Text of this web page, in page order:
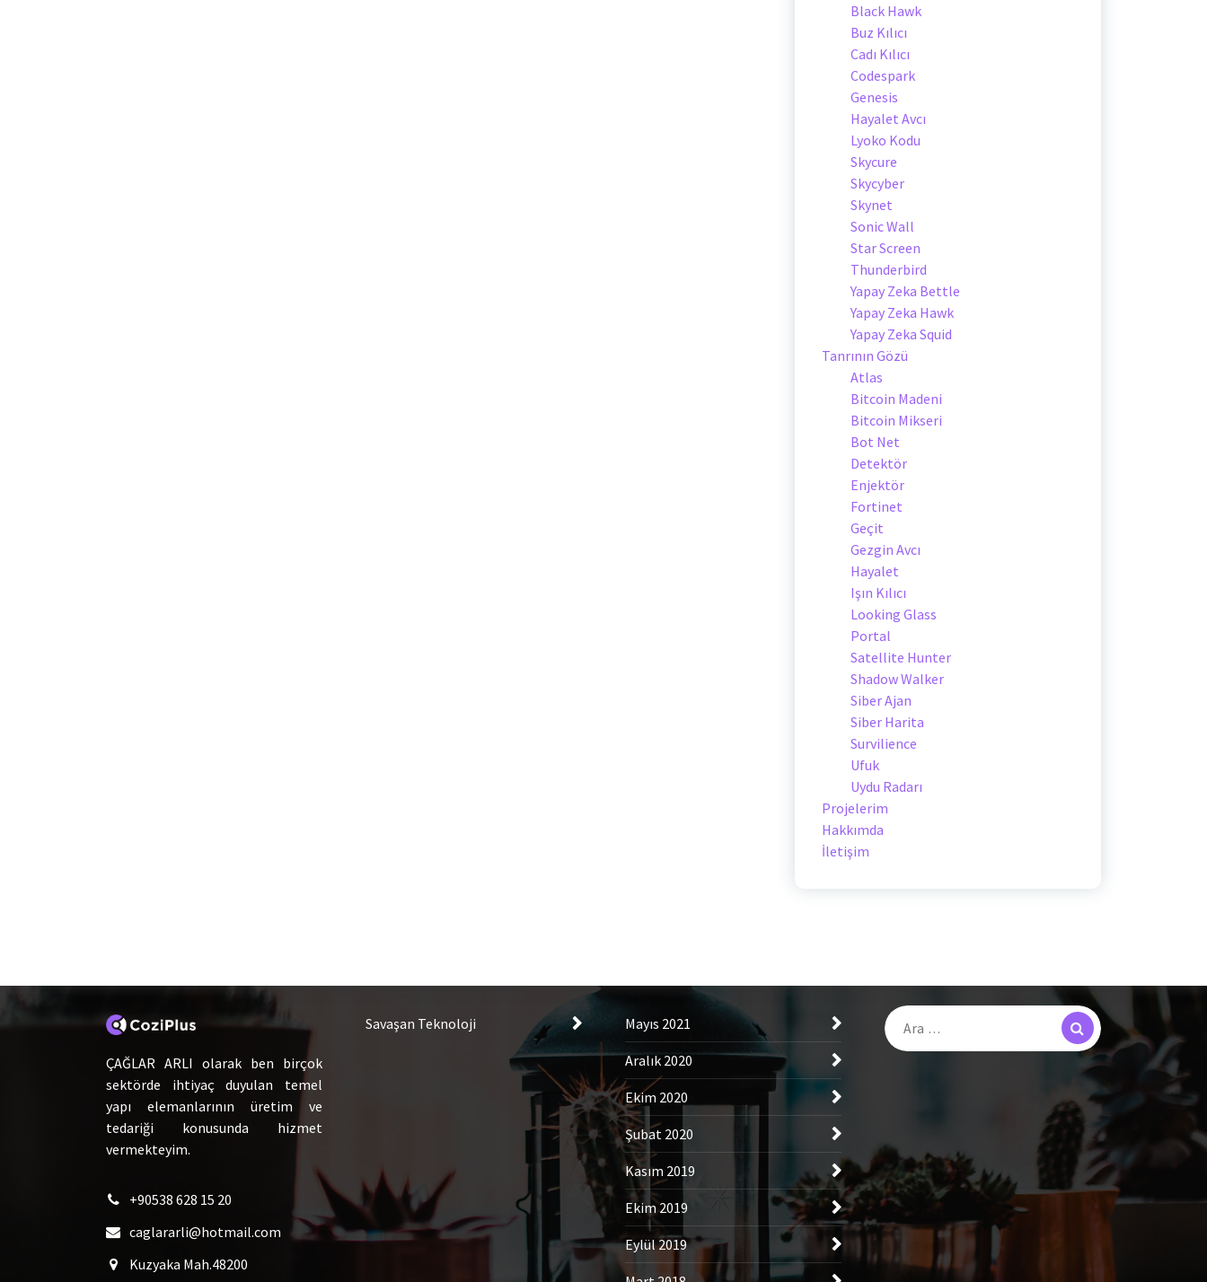
Black Hawk
Buz Kılıcı
Cadı Kılıcı
Codespark
Genesis
Hayalet Avcı
Lyoko Kodu
Skycure
Skycyber
Skynet
Sonic Wall
Star Screen
Thunderbird
Yapay Zeka Bettle
Yapay Zeka Hawk
Yapay Zeka Squid
Tanrının Gözü
Atlas
Bitcoin Madeni
Bitcoin Mikseri
Bot Net
Detektör
Enjektör
Fortinet
Geçit
Gezgin Avcı
Hayalet
Işın Kılıcı
Looking Glass
Portal
Satellite Hunter
Shadow Walker
Siber Ajan
Siber Harita
Survilience
Ufuk
Uydu Radarı
Projelerim
Hakkımda
İletişim
ÇAĞLAR ARLI olarak ben birçok
sektörde ihtiyaç duyulan temel
yapı elemanlarının üretim ve
tedariği konusunda hizmet
vermekteyim.
+90538 628 15 20
caglararli@hotmail.com
Kuzyaka Mah.48200
Savaşan Teknoloji Mayıs 2021
Aralık 2020
Ekim 2020
Şubat 2020
Kasım 2019
Ekim 2019
Eylül 2019
Arama: